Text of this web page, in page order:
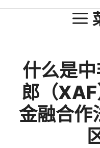
什么是
郎（
金融合作